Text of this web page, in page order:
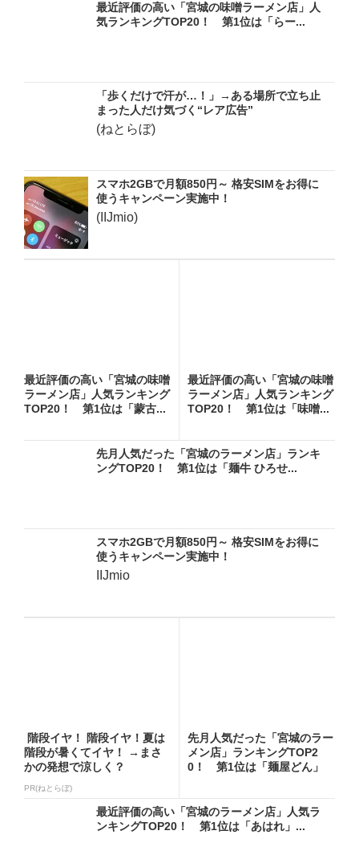
最近評価の高い「宮城の味噌ラーメン店」人
気ランキングTOP20！ 第1位は「らー...
「歩くだけで汗が…！」→ある場所で立ち止
まった人だけ気づく“レア広告”
(ねとらぼ)
スマホ2GBで月額850円～ 格安SIMをお得に
使うキャンペーン実施中！
(IIJmio)
最近評価の高い「宮城の味噌
ラーメン店」人気ランキング
TOP20！ 第1位は「蒙古...
最近評価の高い「宮城の味噌
ラーメン店」人気ランキング
TOP20！ 第1位は「味噌...
先月人気だった「宮城のラーメン店」ランキ
ングTOP20！ 第1位は「麺牛 ひろせ...
スマホ2GBで月額850円～ 格安SIMをお得に
使うキャンペーン実施中！
IIJmio
階段イヤ！ 階段イヤ！夏は
階段が暑くてイヤ！ →まさ
かの発想で涼しく？
PR(ねとらぼ)
先月人気だった「宮城のラー
メン店」ランキングTOP2
0！ 第1位は「麺屋どん」
最近評価の高い「宮城のラーメン店」人気ラ
ンキングTOP20！ 第1位は「あはれ」...